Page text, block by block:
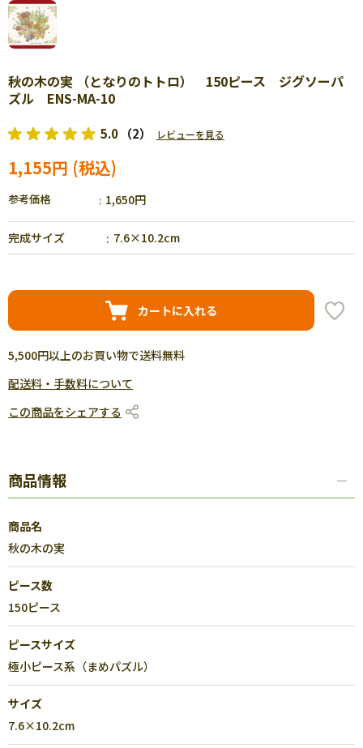
秋の木の実 （となりのトトロ） 150ピース ジグソーパ
ズル ENS-MA-10
5.0 （2） レビューを見る
1,155円
参考価格 1,650円
完成サイズ 7.6×10.2cm
カートに入れる
5,500円以上のお買い物で送料無料
配送料・手数料について
この商品をシェアする
商品情報
商品名
秋の木の実
ピース数
150ピース
ピースサイズ
極小ピース系（まめパズル）
サイズ
7.6×10.2cm